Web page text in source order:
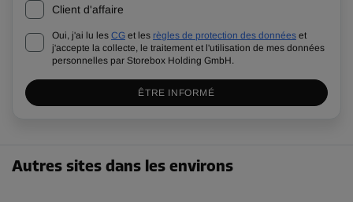
Client d'affaire
Oui, j'ai lu les CG et les règles de protection des données et
j'accepte la collecte, le traitement et l'utilisation de mes données
personnelles par Storebox Holding GmbH.
ÊTRE INFORMÉ
Autres sites dans les environs